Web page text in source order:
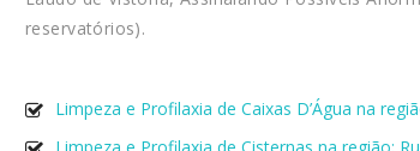
reservatórios).
Limpeza e Profilaxia de Caixas D’Água na